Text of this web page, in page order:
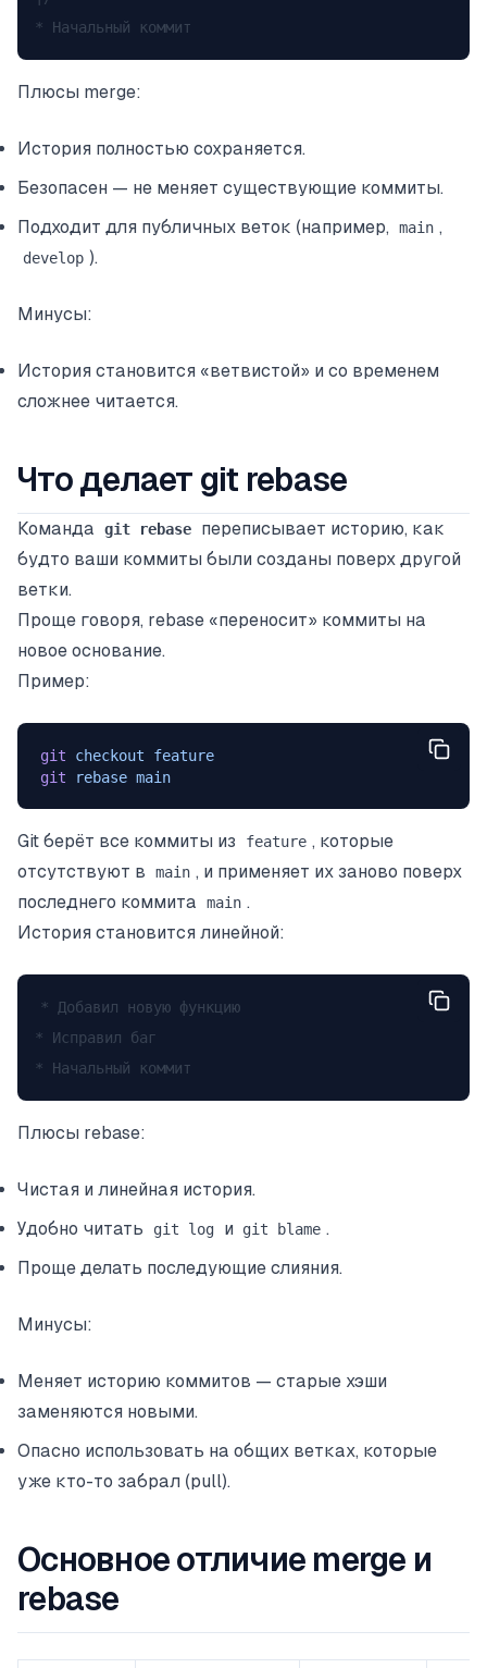
Плюсы merge:
История полностью сохраняется.
Безопасен — не меняет существующие коммиты.
Подходит для публичных веток (например,
main ,
develop ).
Минусы:
История становится «ветвистой» и со временем
сложнее читается.
Что делает git rebase
Команда git rebase
переписывает историю, как
будто ваши коммиты были созданы поверх другой
ветки.
Проще говоря, rebase «переносит» коммиты на
новое основание.
Пример:
git checkout feature
git rebase main
Git берёт все коммиты из feature , которые
отсутствуют в
main , и применяет их заново поверх
последнего коммита
main .
История становится линейной:
* Добавил новую функцию
* Исправил баг
Плюсы rebase:
Чистая и линейная история.
Удобно читать
git log и git blame .
Проще делать последующие слияния.
Минусы:
Меняет историю коммитов — старые хэши
заменяются новыми.
Опасно использовать на общих ветках, которые
уже кто-то забрал (pull).
Основное отличие merge и
rebase